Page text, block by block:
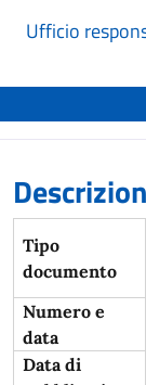
Ufficio
Tipo
documento
Numero e
data
Data di